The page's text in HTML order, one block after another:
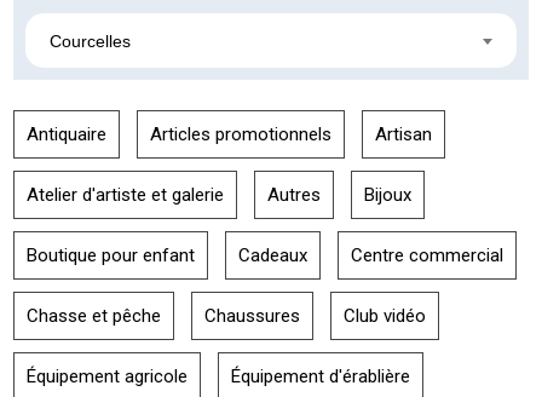
Courcelles
Antiquaire Articles promotionnels Artisan
Atelier d'artiste et galerie Autres Bijoux
Boutique pour enfant Cadeaux Centre commercial
Chasse et pêche Chaussures Club vidéo
Équipement agricole Équipement d'érablière